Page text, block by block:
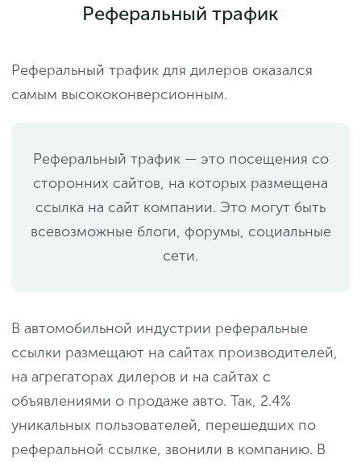
Реферальный трафик
Реферальный трафик для дилеров оказался
самым высококонверсионным.
Реферальный трафик — это посещения со
сторонних сайтов, на которых размещена
ссылка на сайт компании. Это могут быть
всевозможные блоги, форумы, социальные
сети.
В автомобильной индустрии реферальные
ссылки размещают на сайтах производителей,
на агрегаторах дилеров и на сайтах с
объявлениями о продаже авто. Так, 2.4%
уникальных пользователей, перешедших по
реферальной ссылке, звонили в компанию. В